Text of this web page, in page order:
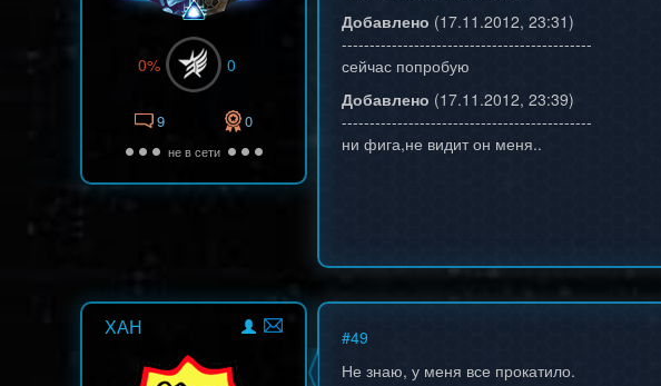
0% 0
9 0
не в сети
Добавлено (17.11.2012, 23:31)
---------------------------------------------
сейчас попробую
Добавлено (17.11.2012, 23:39)
---------------------------------------------
ни фига,не видит он меня..
ХАН #49
Не знаю, у меня все прокатило.